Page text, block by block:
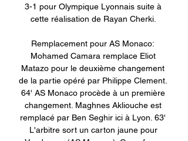
3-1 pour Olympique Lyonnais suite à
cette réalisation de Rayan Cherki.
Remplacement pour AS Monaco:
Mohamed Camara remplace Eliot
Matazo pour le deuxième changement
de la partie opéré par Philippe Clement.
64' AS Monaco procède à un première
changement. Maghnes Akliouche est
remplacé par Ben Seghir ici à Lyon. 63'
L'arbitre sort un carton jaune pour